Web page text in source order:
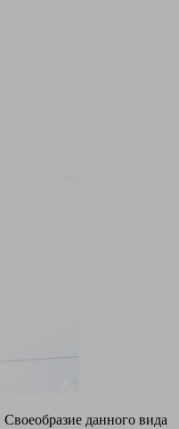
данного вида